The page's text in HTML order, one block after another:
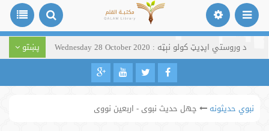
د وروستي اپډیټ کولو نېټه : Wednesday 28 October 2020 پښتو
نبوي حدیثونه چهل حدیث نبوی - اربعین نووی